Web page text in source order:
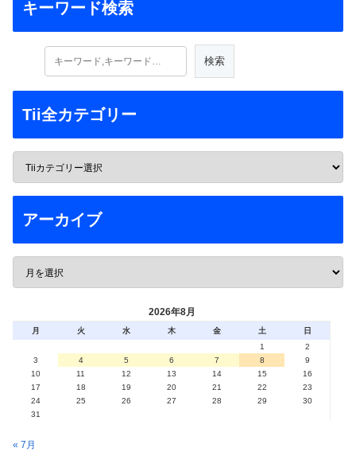
キーワード検索
Tii全カテゴリー
アーカイブ
2026年8月
月 火 水 木 金 土
日
1
2
3
4 5 6 7 8
9
10
11 12 13 14 15
16
17
18 19 20 21 22
23
24
25 26 27 28 29
30
31
« 7月